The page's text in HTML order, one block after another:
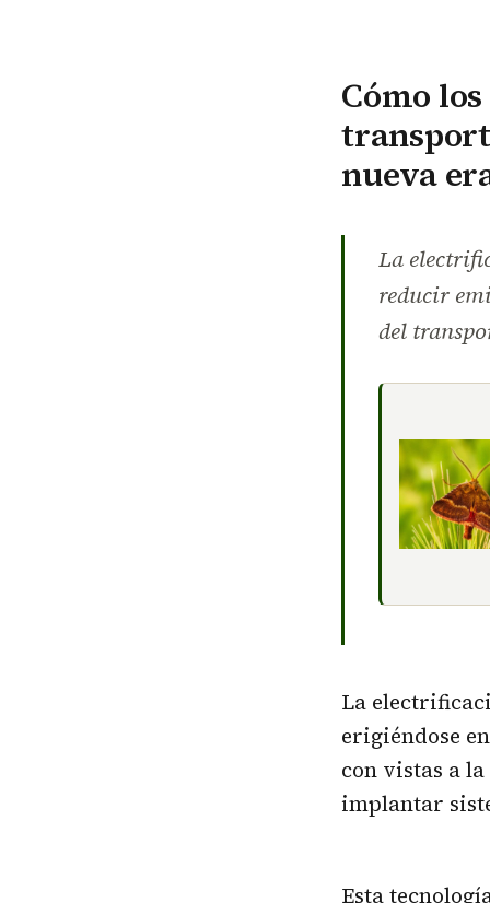
Cómo
nueva
La
reducir
del
La
erigiéndose
con vistas a
implantar
Esta